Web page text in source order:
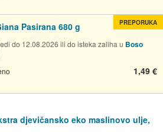
Pasirana 680 g
do 12.08.2026 ili do isteka zaliha u Boso
1,49 €
PREPORUKA
djevičansko eko maslinovo ulje,